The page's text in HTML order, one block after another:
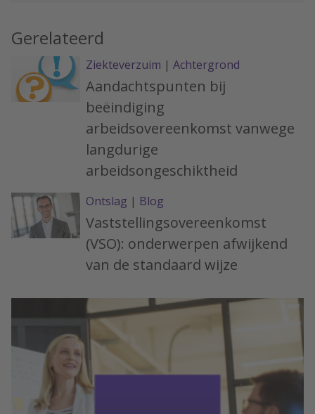
Gerelateerd
Ziekteverzuim | Achtergrond
Aandachtspunten bij
beëindiging
arbeidsovereenkomst vanwege
langdurige
arbeidsongeschiktheid
Ontslag | Blog
Vaststellingsovereenkomst
(VSO): onderwerpen afwijkend
van de standaard wijze